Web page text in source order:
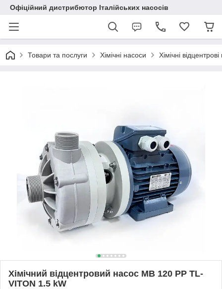
Офіційний дистрибютор Італійських насосів
Товари та послуги Хімічні насоси Хімічні
Хімічний відцентровий насос MB 120 PP TL-
VITON 1.5 kW